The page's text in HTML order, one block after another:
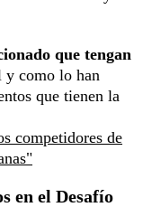
que tengan
y como lo han
que tienen la
competidores de
en el Desafío